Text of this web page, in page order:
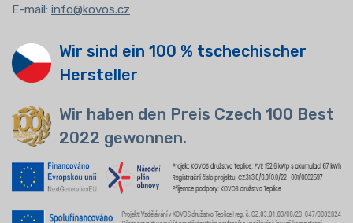
E-mail: info@kovos.cz
Wir sind ein 100 % tschechischer
Hersteller
Wir haben den Preis Czech 100 Best
2022 gewonnen.